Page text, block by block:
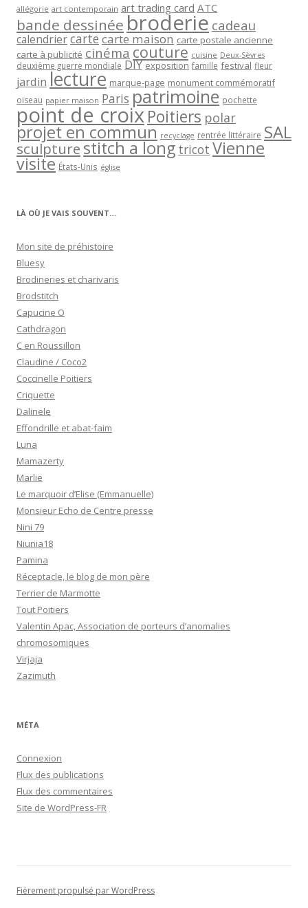
allégorie art contemporain art trading card ATC
bande dessinée broderie cadeau
calendriercartecarte maison carte postale ancienne
carte à publicité cinéma couture cuisine Deux-Sèvres
deuxième guerre mondiale DIY exposition famille festival fleur
jardin lecture marque-page monument commémoratif
oiseau papier maison Paris patrimoine pochette
point de croixPoitiers polar
projet en commun recyclage rentrée littéraire SAL
sculpturestitch a long tricot Vienne
visite États-Unis église
LÀ OÙ JE VAIS SOUVENT…
Mon site de préhistoire
Bluesy
Brodineries et charivaris
Brodstitch
Capucine O
Cathdragon
C en Roussillon
Claudine / Coco2
Coccinelle Poitiers
Criquette
Dalinele
Effondrille et abat-faim
Luna
Mamazerty
Marlie
Le marquoir d’Elise (Emmanuelle)
Monsieur Echo de Centre presse
Nini 79
Niunia18
Pamina
Réceptacle, le blog de mon père
Terrier de Marmotte
Tout Poitiers
Valentin Apac, Association de porteurs d’anomalies
chromosomiques
Virjaja
Zazimuth
MÉTA
Connexion
Flux des publications
Flux des commentaires
Site de WordPress-FR
Fièrement propulsé par WordPress